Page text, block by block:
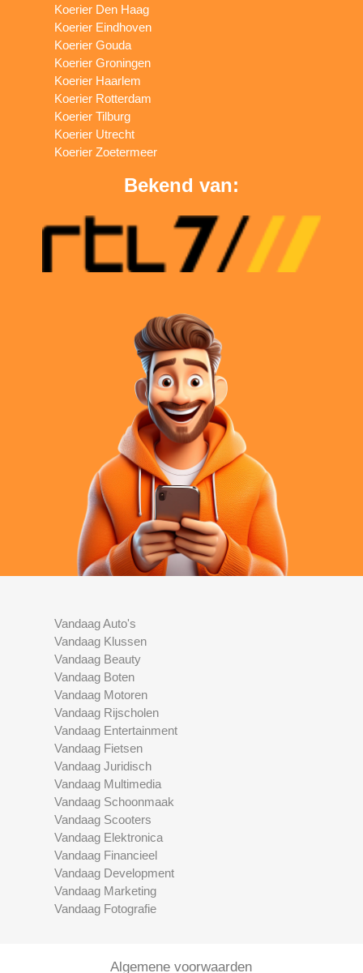
Koerier Den Haag
Koerier Eindhoven
Koerier Gouda
Koerier Groningen
Koerier Haarlem
Koerier Rotterdam
Koerier Tilburg
Koerier Utrecht
Koerier Zoetermeer
Bekend van:
Vandaag Auto's
Vandaag Klussen
Vandaag Beauty
Vandaag Boten
Vandaag Motoren
Vandaag Rijscholen
Vandaag Entertainment
Vandaag Fietsen
Vandaag Juridisch
Vandaag Multimedia
Vandaag Schoonmaak
Vandaag Scooters
Vandaag Elektronica
Vandaag Financieel
Vandaag Development
Vandaag Marketing
Vandaag Fotografie
Algemene voorwaarden